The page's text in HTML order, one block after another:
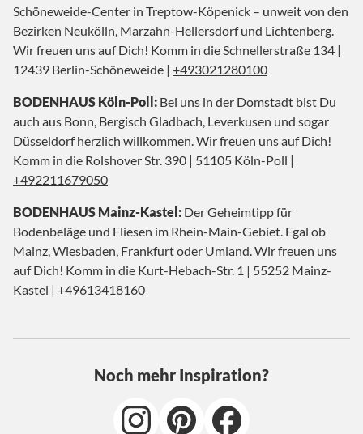
Schöneweide-Center in Treptow-Köpenick – unweit von den
Bezirken Neukölln, Marzahn-Hellersdorf und Lichtenberg.
Wir freuen uns auf Dich! Komm in die Schnellerstraße 134 |
12439 Berlin-Schöneweide | +493021280100
BODENHAUS Köln-Poll: Bei uns in der Domstadt bist Du
auch aus Bonn, Bergisch Gladbach, Leverkusen und sogar
Düsseldorf herzlich willkommen. Wir freuen uns auf Dich!
Komm in die Rolshover Str. 390 | 51105 Köln-Poll |
+492211679050
BODENHAUS Mainz-Kastel: Der Geheimtipp für
Bodenbeläge und Fliesen im Rhein-Main-Gebiet. Egal ob
Mainz, Wiesbaden, Frankfurt oder Umland. Wir freuen uns
auf Dich! Komm in die Kurt-Hebach-Str. 1 | 55252 Mainz-
Kastel | +49613418160
Noch mehr Inspiration?